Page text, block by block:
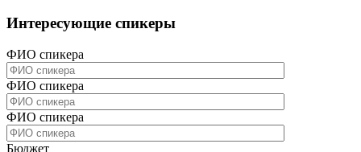
Интересующие спикеры
ФИО спикера
ФИО спикера
ФИО спикера
Бюджет